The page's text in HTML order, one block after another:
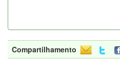
Compartilhamento